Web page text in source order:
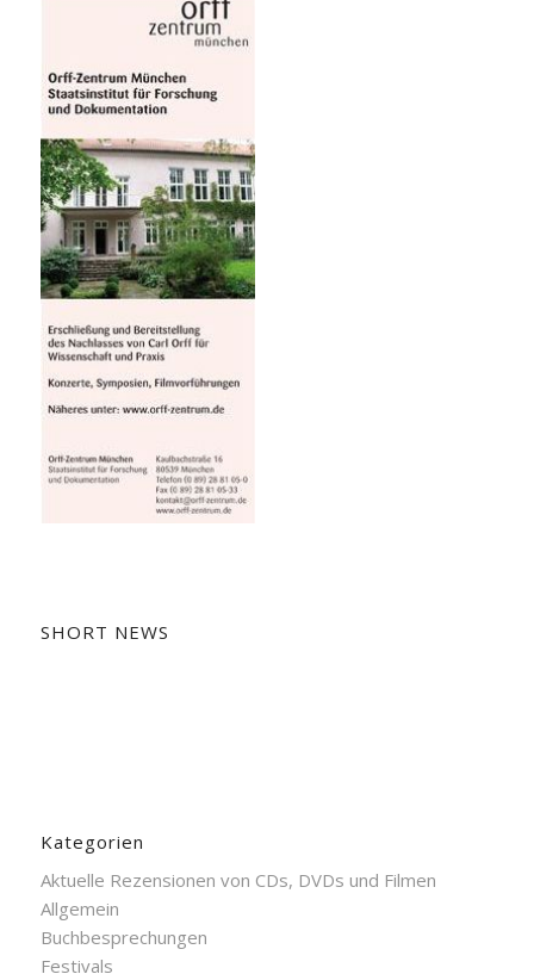
SHORT NEWS
Kategorien
Aktuelle Rezensionen von CDs, DVDs und Filmen
Allgemein
Buchbesprechungen
Festivals